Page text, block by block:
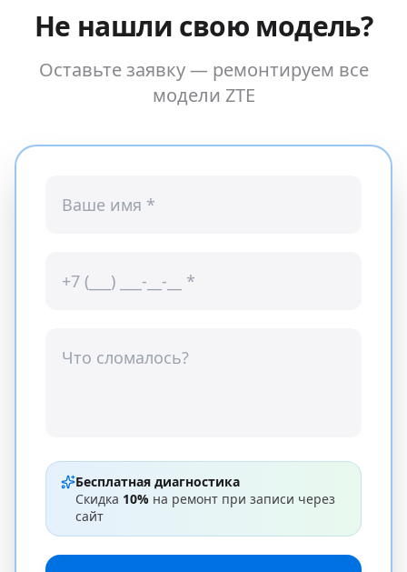
Не нашли свою модель?
Оставьте заявку — ремонтируем все
модели ZTE
Бесплатная диагностика
Скидка 10% на ремонт при записи через
сайт